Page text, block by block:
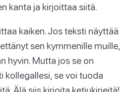
kanta ja kirjoittaa siitä.
kaiken. Jos teksti näyttää
sen kymmenille muille,
hyvin. Mutta jos se on
kollegallesi, se voi tuoda